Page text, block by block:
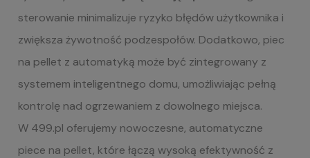
sterowanie minimalizuje ryzyko błędów użytkownika i
zwiększa żywotność podzespołów. Dodatkowo, piec
na pellet z automatyką może być zintegrowany z
systemem inteligentnego domu, umożliwiając pełną
kontrolę nad ogrzewaniem z dowolnego miejsca.
W 499.pl oferujemy nowoczesne, automatyczne
piece na pellet, które łączą wysoką efektywność z